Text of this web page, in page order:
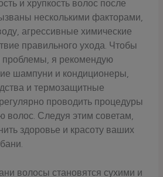
и хрупкость волос после
несколькими факторами,
агрессивные химические
правильного ухода. Чтобы
проблемы, я рекомендую
шампуни и кондиционеры,
и термозащитные
проводить процедуры
волос. Следуя этим советам,
здоровье и красоту ваших
волосы становятся сухими и